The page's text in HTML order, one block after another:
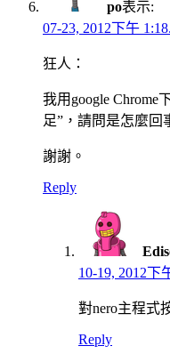
po表示:
07-23, 2012下午
狂人：
我用google Chrome
足”，請問是怎麼回
謝謝。
Reply
10-19, 2012下
對nero主程式
Reply